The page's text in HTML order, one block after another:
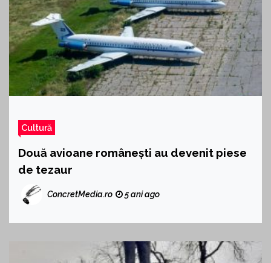
Cultură
Două avioane românești au devenit piese
de tezaur
ConcretMedia.ro 5 ani ago